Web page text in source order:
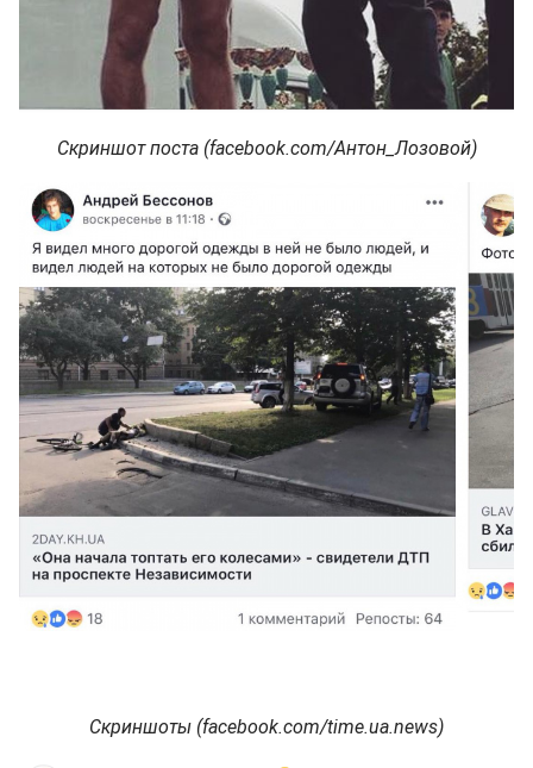
Скриншот поста (facebook.com/Антон_Лозовой)
Скриншоты (facebook.com/time.ua.news)